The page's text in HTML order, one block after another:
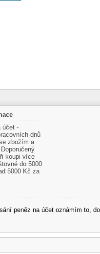
účet -
dnů
zbožím a
koupi více
do 5000
5000 Kč za
peněz na účet oznámím to,